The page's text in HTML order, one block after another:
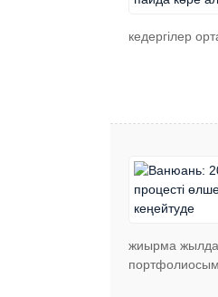
кедергілер
жиырма